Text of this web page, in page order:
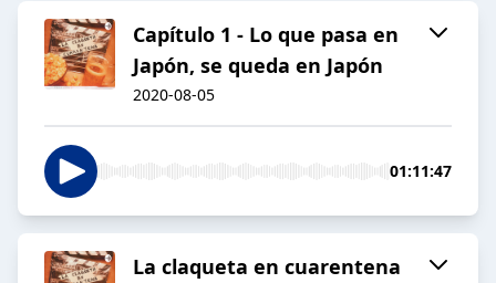
Capítulo 1 - Lo que pasa en
Japón, se queda en Japón
2020-08-05
01:11:47
La claqueta en cuarentena